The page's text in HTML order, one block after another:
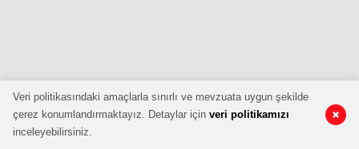
Veri politikasındaki amaçlarla sınırlı ve mevzuata uygun şekilde
çerez konumlandırmaktayız. Detaylar için veri politikamızı
inceleyebilirsiniz.